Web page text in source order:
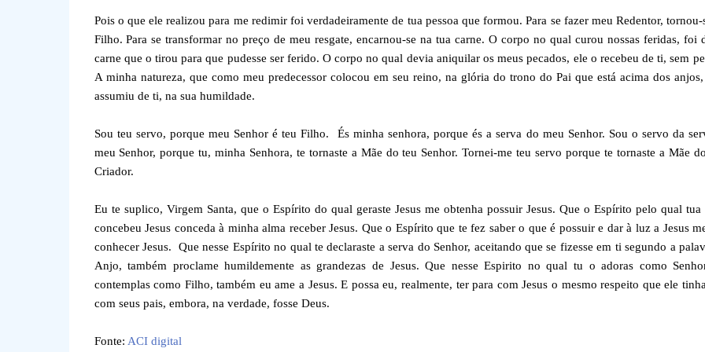
Pois o que ele realizou para me redimir foi verdadeiramente de tua pessoa que formou. Para se fazer meu Redentor, tornou-
Filho. Para se transformar no preço de meu resgate, encarnou-se na tua carne. O corpo no qual curou nossas feridas, foi
carne que o tirou para que pudesse ser ferido. O corpo no qual devia aniquilar os meus pecados, ele o recebeu de ti, sem
A minha natureza, que como meu predecessor colocou em seu reino, na glória do trono do Pai que está acima dos
assumiu de ti, na sua humildade.
Sou teu servo, porque meu Senhor é teu Filho. És minha senhora, porque és a serva do meu Senhor. Sou o servo da
meu Senhor, porque tu, minha Senhora, te tornaste a Mãe do teu Senhor. Tornei-me teu servo porque te tornaste a Mãe
Criador.
Eu te suplico, Virgem Santa, que o Espírito do qual geraste Jesus me obtenha possuir Jesus. Que o Espírito pelo qual tua
concebeu Jesus conceda à minha alma receber Jesus. Que o Espírito que te fez saber o que é possuir e dar à luz a Jesus
conhecer Jesus. Que nesse Espírito no qual te declaraste a serva do Senhor, aceitando que se fizesse em ti segundo a
Anjo, também proclame humildemente as grandezas de Jesus. Que nesse Espirito no qual tu o adoras como
contemplas como Filho, também eu ame a Jesus. E possa eu, realmente, ter para com Jesus o mesmo respeito que ele
com seus pais, embora, na verdade, fosse Deus.
Fonte: ACI digital